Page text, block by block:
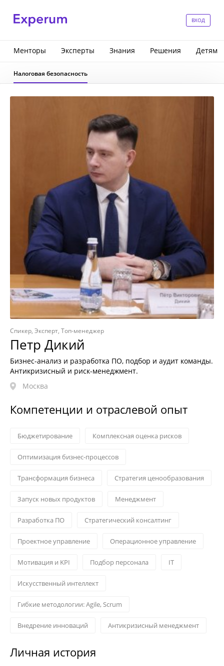
ВХОД
Менторы Эксперты Знания Решения Детям
Налоговая безопасность
Спикер, Эксперт, Топ-менеджер
Петр Дикий
Бизнес-анализ и разработка ПО, подбор и аудит команды.
Антикризисный и риск-менеджмент.
Москва
Компетенции и отраслевой опыт
Бюджетирование Комплексная оценка рисков
Оптимизация бизнес-процессов
Трансформация бизнеса Стратегия ценообразования
Запуск новых продуктов Менеджмент
Разработка ПО Стратегический консалтинг
Проектное управление Операционное управление
Мотивация и KPI Подбор персонала IT
Искусственный интеллект
Гибкие методологии: Agile, Scrum
Внедрение инноваций Антикризисный менеджмент
Личная история